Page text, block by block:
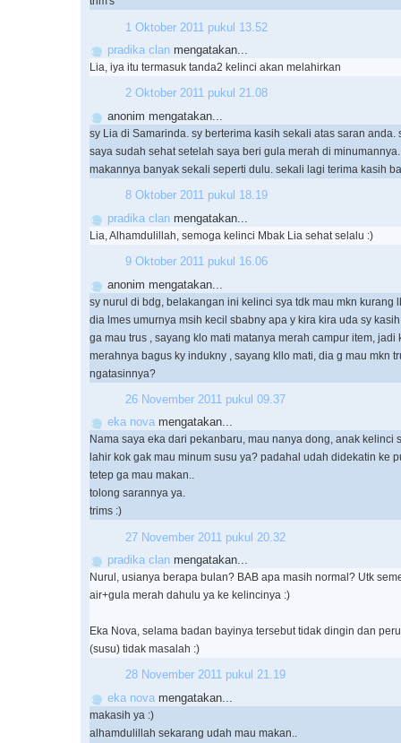
1 Oktober 2011 pukul 13.52
pradika clan mengatakan...
Lia, iya itu termasuk tanda2 kelinci akan melahirkan
2 Oktober 2011 pukul 21.08
anonim mengatakan...
sy Lia di Samarinda. sy berterima kasih sekali atas saran anda.
saya sudah sehat setelah saya beri gula merah di
makannya banyak sekali seperti dulu. sekali lagi terima kasih
8 Oktober 2011 pukul 18.19
pradika clan mengatakan...
Lia, Alhamdulillah, semoga kelinci Mbak Lia sehat selalu :)
9 Oktober 2011 pukul 16.06
anonim mengatakan...
sy nurul di bdg, belakangan ini kelinci sya tdk mau mkn kurang
dia lmes umurnya msih kecil sbabny apa y kira kira uda sy
ga mau trus , sayang klo mati matanya merah campur item, jadi
merahnya bagus ky indukny , sayang kllo mati, dia g mau mkn
ngatasinnya?
26 November 2011 pukul 09.37
eka nova mengatakan...
Nama saya eka dari pekanbaru, mau nanya dong, anak kelinci
lahir kok gak mau minum susu ya? padahal udah didekatin ke
tetep ga mau makan..
tolong sarannya ya.
trims :)
27 November 2011 pukul 20.32
pradika clan mengatakan...
Nurul, usianya berapa bulan? BAB apa masih normal? Utk
air+gula merah dahulu ya ke kelincinya :)
Eka Nova, selama badan bayinya tersebut tidak dingin dan
(susu) tidak masalah :)
28 November 2011 pukul 21.19
eka nova mengatakan...
makasih ya :)
alhamdulillah sekarang udah mau makan..